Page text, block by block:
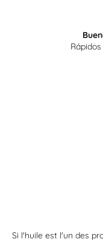
Si l'huile est l'un des